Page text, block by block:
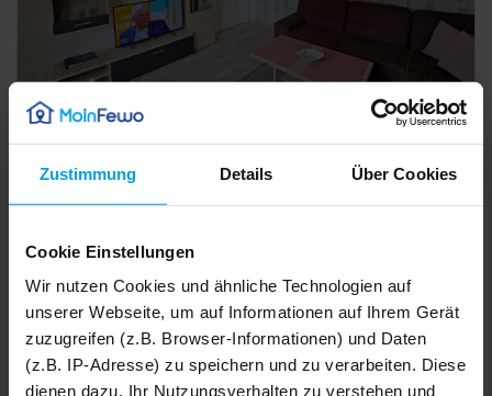
Zustimmung Details Über Cookies
Cookie Einstellungen
Wir nutzen Cookies und ähnliche Technologien auf
unserer Webseite, um auf Informationen auf Ihrem Gerät
zuzugreifen (z.B. Browser-Informationen) und Daten
(z.B. IP-Adresse) zu speichern und zu verarbeiten. Diese
dienen dazu, Ihr Nutzungsverhalten zu verstehen und
116 m² Ferienhaus 7 Pers. 3 Schlafz.